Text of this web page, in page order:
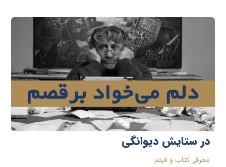
در ستایش دیوانگی
معرفی کتاب و فیلم